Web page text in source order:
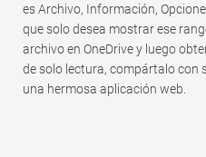
es Archivo, Información,
que solo desea mostrar ese
archivo en OneDrive y luego
de solo lectura, compártalo con
una hermosa aplicación web.